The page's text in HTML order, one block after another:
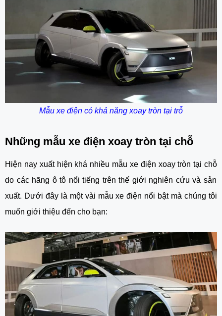
Mẫu xe điện có khả năng xoay tròn tại trỗ
Những mẫu xe điện xoay tròn tại chỗ
Hiện nay xuất hiện khá nhiều mẫu xe điện xoay tròn tại chỗ
do các hãng ô tô nổi tiếng trên thế giới nghiên cứu và sản
xuất. Dưới đây là một vài mẫu xe điện nổi bật mà chúng tôi
muốn giới thiệu đến cho bạn: